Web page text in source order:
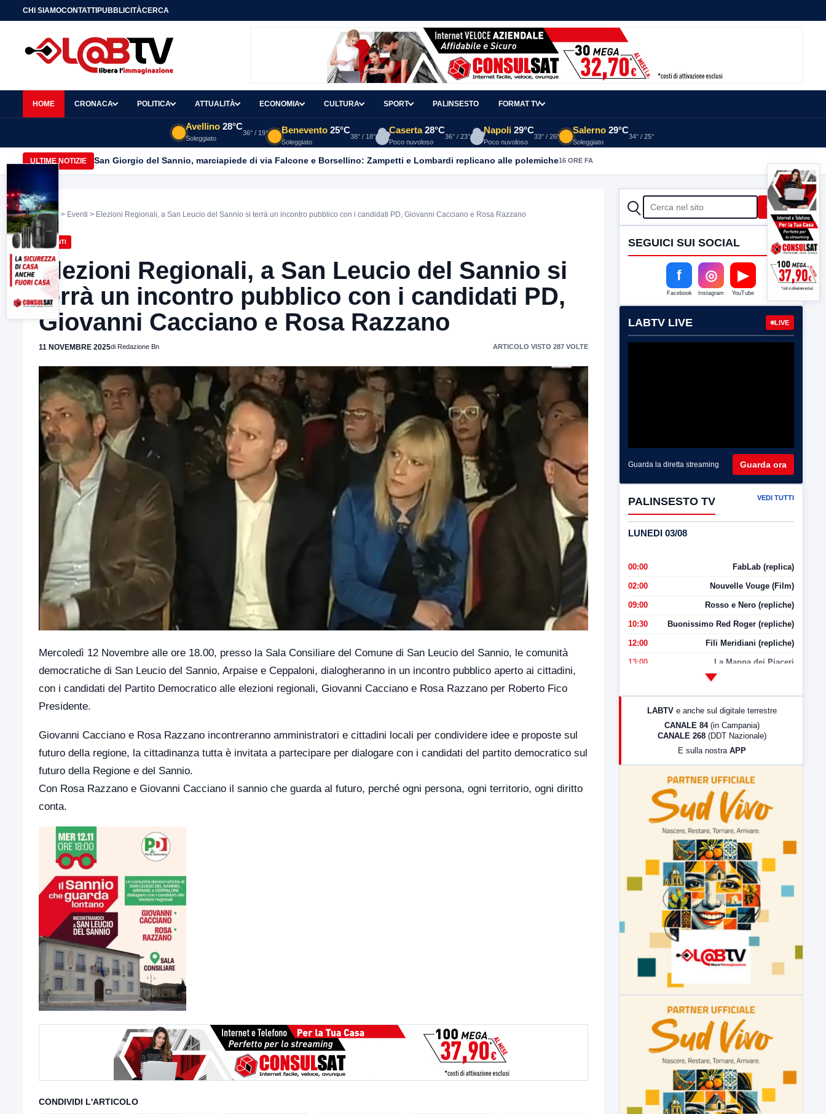
CHI SIAMOCONTATTIPUBBLICITÀCERCA
HOME CRONACA POLITICA ATTUALITÀ ECONOMIA CULTURA SPORT PALINSESTO FORMAT TV
Avellino 28°C
Soleggiato
36° / 19° Benevento 25°C
Soleggiato
38° / 18°
Caserta 28°C
Poco nuvoloso
36° / 23°
Napoli 29°C
Poco nuvoloso
33° / 26°
Salerno 29°C
Soleggiato
34° / 25°
ULTIME NOTIZIE San Giorgio del Sannio, marciapiede di via Falcone e Borsellino: Zampetti e Lombardi replicano alle polemiche16 ORE FA
Home > Eventi > Elezioni Regionali, a San Leucio del Sannio si terrà un incontro pubblico con i candidati PD, Giovanni Cacciano e Rosa Razzano
EVENTI
Elezioni Regionali, a San Leucio del Sannio si
terrà un incontro pubblico con i candidati PD,
Giovanni Cacciano e Rosa Razzano
11 NOVEMBRE 2025di Redazione Bn ARTICOLO VISTO 287 VOLTE
Mercoledì 12 Novembre alle ore 18.00, presso la Sala Consiliare del Comune di San Leucio del Sannio, le comunità
democratiche di San Leucio del Sannio, Arpaise e Ceppaloni, dialogheranno in un incontro pubblico aperto ai cittadini,
con i candidati del Partito Democratico alle elezioni regionali, Giovanni Cacciano e Rosa Razzano per Roberto Fico
Presidente.
Giovanni Cacciano e Rosa Razzano incontreranno amministratori e cittadini locali per condividere idee e proposte sul
futuro della regione, la cittadinanza tutta è invitata a partecipare per dialogare con i candidati del partito democratico sul
futuro della Regione e del Sannio.
Con Rosa Razzano e Giovanni Cacciano il sannio che guarda al futuro, perché ogni persona, ogni territorio, ogni diritto
conta.
CONDIVIDI L'ARTICOLO
CERCA Cerca
SEGUICI SUI SOCIAL
f
Facebook
◎
Instagram
▶
YouTube
LABTV LIVE LIVE
Guarda la diretta streaming Guarda ora
PALINSESTO TV VEDI TUTTI
LUNEDI 03/08
00:00 FabLab (replica)
02:00 Nouvelle Vouge (Film)
09:00 Rosso e Nero (repliche)
10:30 Buonissimo Red Roger (repliche)
12:00 Fili Meridiani (repliche)
13:00 La Mappa dei Piaceri
LabNews (Diretta)
LabNews (replica)
LABTV e anche sul digitale terrestre
CANALE 84 (in Campania)
CANALE 268 (DDT Nazionale)
E sulla nostra APP